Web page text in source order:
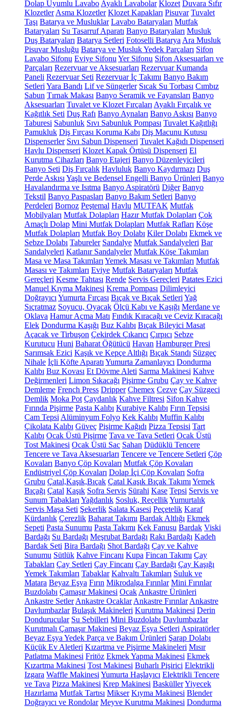
Dolap Uyumlu Lavabo Ayaklı Lavabolar Klozet Duvara Sıfır
Klozetler Asma Klozetler Klozet Kapakları Pisuvar Tuvalet
Taşı Batarya ve Musluklar Lavabo Bataryaları Mutfak
Bataryaları Su Tasarruf Aparatı Banyo Bataryaları Musluk
Duş Bataryaları Batarya Setleri Fotoselli Batarya Ara Musluk
Pisuvar Musluğu Batarya ve Musluk Yedek Parçaları Sifon
Lavabo Sifonu Eviye Sifonu Yer Sifonu Sifon Aksesuarları ve
Parçaları Rezervuar ve Aksesuarları Rezervuar Kumanda
Paneli Rezervuar Seti Rezervuar İç Takımı Banyo Bakım
Setleri Yara Bandı Lif ve Süngerler Sıcak Su Torbası Cımbız
Sabun Tırnak Makası Banyo Seramik ve Fayansları Banyo
Aksesuarları Tuvalet ve Klozet Fırçaları Ayaklı Fırçalık ve
Kağıtlık Seti Duş Rafı Banyo Aynaları Banyo Askısı Banyo
Taburesi Sabunluk Sıvı Sabunluk Pompası Tuvalet Kağıtlığı
Pamukluk Diş Fırçası Koruma Kabı Diş Macunu Kutusu
Dispenserler Sıvı Sabun Dispenseri Tuvalet Kağıdı Dispenseri
Havlu Dispenseri Klozet Kapak Örtüsü Dispenseri El
Kurutma Cihazları Banyo Etajeri Banyo Düzenleyicileri
Banyo Seti Diş Fırçalık Havluluk Banyo Kaydırmazı Duş
Perde Askısı Yaşlı ve Bedensel Engelli Banyo Ürünleri Banyo
Havalandırma ve Isıtma Banyo Aspiratörü Diğer Banyo
Tekstil Banyo Paspasları Banyo Bakım Setleri Banyo
Perdeleri Bornoz Peştemal Havlu MUTFAK Mutfak
Mobilyaları Mutfak Dolapları Hazır Mutfak Dolapları Çok
Amaçlı Dolap Mini Mutfak Dolapları Mutfak Rafları Köşe
Mutfak Dolapları Mutfak Boy Dolabı Kiler Dolabı Ekmek ve
Sebze Dolabı Tabureler Sandalye Mutfak Sandalyeleri Bar
Sandalyeleri Katlanır Sandalyeler Mutfak Köşe Takımları
Masa ve Masa Takımları Yemek Masası ve Takımları Mutfak
Masası ve Takımları Eviye Mutfak Bataryaları Mutfak
Gereçleri Kesme Tahtası Rende Servis Gereçleri Patates Ezici
Manuel Kıyma Makinesi Krema Pompası Dilimleyici
Doğrayıcı Yumurta Fırçası Bıçak ve Bıçak Setleri Yağ
Sıçratmaz Soyucu, Oyacak Ölçü Kabı ve Kaşığı Merdane ve
Oklava Hamur Açma Matı Fındık Kıracağı ve Ceviz Kıracağı
Elek Dondurma Kaşığı Buz Kalıbı Bıçak Bileyici Masat
Açacak ve Tirbuşon Çekirdek Çıkarıcı Çırpıcı Sebze
Kurutucu Huni Baharat Öğütücü Havan Hamburger Presi
Sarımsak Ezici Kaşık ve Kepçe Altlığı Bıçak Standı Süzgeç
Nihale İçli Köfte Aparatı Yumurta Zamanlayıcı Dondurma
Kalıbı Buz Kovası Et Dövme Aleti Sarma Makinesi Kahve
Değirmenleri Limon Sıkacağı Pişirme Grubu Çay ve Kahve
Demleme French Press Dripper Chemex Cezve Çay Süzgeci
Demlik Moka Pot Çaydanlık Kahve Filtresi Sifon Kahve
Fırında Pişirme Pasta Kalıbı Kurabiye Kalıbı Fırın Tepsisi
Cam Tepsi Alüminyum Folyo Kek Kalıbı Muffin Kalıbı
Çikolata Kalıbı Güveç Pişirme Kağıdı Pizza Tepsisi Tart
Kalıbı Ocak Üstü Pişirme Tava ve Tava Setleri Ocak Üstü
Tost Makinesi Ocak Üstü Sac Sahan Düdüklü Tencere
Tencere ve Tava Aksesuarları Tencere ve Tencere Setleri Çöp
Kovaları Banyo Çöp Kovaları Mutfak Çöp Kovaları
Endüstriyel Çöp Kovaları Dolap İçi Çöp Kovaları Sofra
Grubu Çatal,Kaşık,Bıçak Çatal Kaşık Bıçak Takımı Yemek
Bıçağı Çatal Kaşık Sofra Servis Sürahi Kase Tepsi Servis ve
Sunum Tabakları Yağdanlık Sosluk, ReçellikYumurtalık
Servis Maşa Seti Şekerlik Salata Kasesi Peçetelik Karaf
Kürdanlık Çerezlik Baharat Takımı Bardak Altlığı Ekmek
Sepeti Pasta Sunumu Pasta Takımı Kek Fanusu Bardak Viski
Bardağı Su Bardağı Meşrubat Bardağı Rakı Bardağı Kadeh
Bardak Seti Bira Bardağı Shot Bardağı Çay ve Kahve
Sunumu Sütlük Kahve Fincanı Kupa Fincan Takımı Çay
Tabakları Çay Setleri Çay Fincanı Çay Bardağı Çay Kaşığı
Yemek Takımları Tabaklar Kahvaltı Takımları Suluk ve
Matara Beyaz Eşya Fırın Mikrodalga Fırınlar Mini Fırınlar
Buzdolabı Çamaşır Makinesi Ocak Ankastre Ürünleri
Ankastre Setler Ankastre Ocaklar Ankastre Fırınlar Ankastre
Davlumbazlar Bulaşık Makineleri Kurutma Makinesi Derin
Dondurucular Su Sebilleri Mini Buzdolabı Davlumbazlar
Kurutmalı Çamaşır Makinesi Beyaz Eşya Setleri Aspiratörler
Beyaz Eşya Yedek Parça ve Bakım Ürünleri Şarap Dolabı
Küçük Ev Aletleri Kızartma ve Pişirme Makineleri Mısır
Patlatma Makinesi Fritöz Ekmek Yapma Makinesi Ekmek
Kızartma Makinesi Tost Makinesi Buharlı Pişirici Elektrikli
Izgara Waffle Makinesi Yumurta Haşlayıcı Elektrikli Tencere
ve Tava Pizza Makinesi Krep Makinesi BasküllerYiyecek
Hazırlama Mutfak Tartısı Mikser Kıyma Makinesi Blender
Doğrayıcı ve Rondolar Meyve Kurutma Makinesi Dondurma